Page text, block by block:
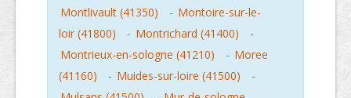
Montlivault (41350)
- Montoire-sur-le-
loir (41800)
- Montrichard (41400)
-
Montrieux-en-sologne (41210)
- Moree
(41160)
- Muides-sur-loire (41500)
-